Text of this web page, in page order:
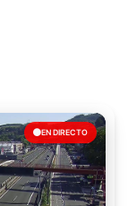
EN DIRECTO